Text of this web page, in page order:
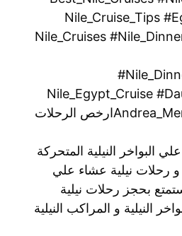
#Andrea_Memphis_Restaurantارخص الرحلات
البواخر النيلية المتحركة
رحلات نيلية عشاء علي
بحجز رحلات نيلية
النيلية و المراكب النيلية